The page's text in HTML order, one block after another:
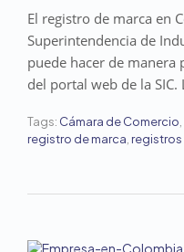
El registro de marca en
Superintendencia de
puede hacer de manera
del portal web de la
Tags: Cámara de Comercio
registro de marca registros